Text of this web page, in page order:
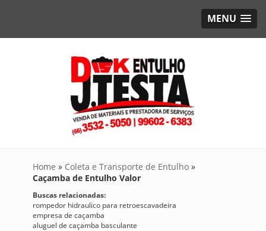
MENU
Home » Coleta e Transporte de Entulho »
Caçamba de Entulho Valor
Buscas relacionadas:
rompedor hidraulico para retroescavadeira
empresa de caçamba
aluguel de caçamba basculante